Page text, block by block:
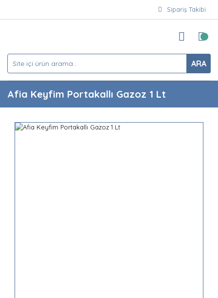
Sipariş Takibi
ARA
Afia Keyfim Portakallı Gazoz 1 Lt